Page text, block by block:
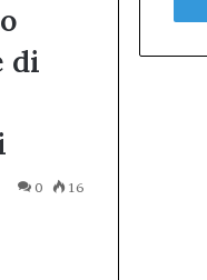
di
0 16
mail